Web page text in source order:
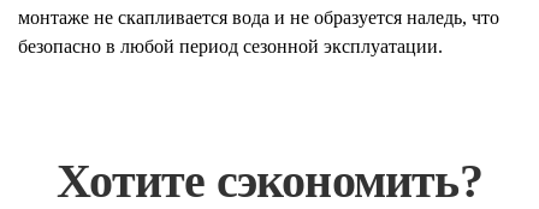
монтаже не скапливается вода и не образуется наледь, что
безопасно в любой период сезонной эксплуатации.
Хотите сэкономить?